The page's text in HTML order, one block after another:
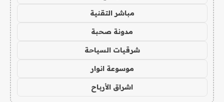
مباشر التقنية
مدونة صحبة
شرقيات السياحة
موسوعة انوار
اشراق الأرباح